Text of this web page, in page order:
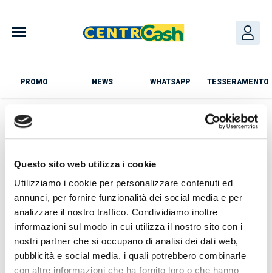
Questo sito web utilizza i cookie
Utilizziamo i cookie per personalizzare contenuti ed
annunci, per fornire funzionalità dei social media e per
analizzare il nostro traffico. Condividiamo inoltre
informazioni sul modo in cui utilizza il nostro sito con i
nostri partner che si occupano di analisi dei dati web,
pubblicità e social media, i quali potrebbero combinarle
con altre informazioni che ha fornito loro o che hanno
content
PROMO NEWS WHATSAPP TESSERAMENTO
Azienda
News